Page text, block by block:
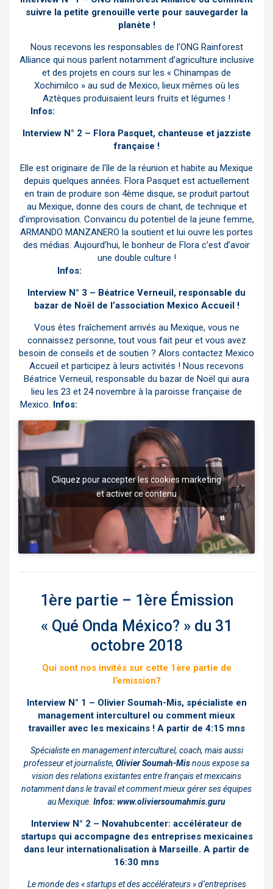
suivre la petite grenouille verte pour sauvegarder la
planète !
Nous recevons les responsables de l’ONG Rainforest
Alliance qui nous parlent notamment d’agriculture inclusive
et des projets en cours sur les « Chinampas de
Xochimilco » au sud de Mexico, lieux mêmes où les
Aztèques produisaient leurs fruits et légumes !
Infos:
Interview N° 2 – Flora Pasquet, chanteuse et jazziste
française !
Elle est originaire de l’île de la réunion et habite au Mexique
depuis quelques années. Flora Pasquet est actuellement
en train de produire son 4ème disque, se produit partout
au Mexique, donne des cours de chant, de technique et
d’improvisation. Convaincu du potentiel de la jeune femme,
ARMANDO MANZANERO la soutient et lui ouvre les portes
des médias. Aujourd’hui, le bonheur de Flora c’est d’avoir
une double culture !
Infos:
Interview N° 3 – Béatrice Verneuil, responsable du
bazar de Noël de l’association Mexico Accueil !
Vous êtes fraîchement arrivés au Mexique, vous ne
connaissez personne, tout vous fait peur et vous avez
besoin de conseils et de soutien ? Alors contactez Mexico
Accueil et participez à leurs activités ! Nous recevons
Béatrice Verneuil, responsable du bazar de Noël qui aura
lieu les 23 et 24 novembre à la paroisse française de
Mexico. Infos:
Cliquez pour accepter les cookies marketing
et activer ce contenu
1ère partie – 1ère Émission
« Qué Onda México? » du 31
octobre 2018
Qui sont nos invités sur cette 1ère partie de
l’emission?
Interview N° 1 – Olivier Soumah-Mis, spécialiste en
management interculturel ou comment mieux
travailler avec les mexicains ! A partir de 4:15 mns
Spécialiste en management interculturel, coach, mais aussi
professeur et journaliste, Olivier Soumah-Misnous expose sa
vision des relations existantes entre français et mexicains
notamment dans le travail et comment mieux gérer ses équipes
au Mexique. Infos:www.oliviersoumahmis.guru
Interview N° 2 – Novahubcenter: accélérateur de
startups qui accompagne des entreprises mexicaines
dans leur internationalisation à Marseille. A partir de
16:30 mns
Le monde des « startups et des accélérateurs » d’entreprises